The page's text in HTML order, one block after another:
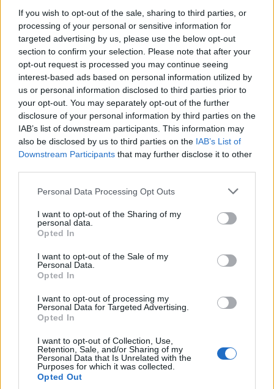
If you wish to opt-out of the sale, sharing to third parties, or
processing of your personal or sensitive information for
targeted advertising by us, please use the below opt-out
section to confirm your selection. Please note that after your
opt-out request is processed you may continue seeing
interest-based ads based on personal information utilized by
us or personal information disclosed to third parties prior to
your opt-out. You may separately opt-out of the further
disclosure of your personal information by third parties on the
IAB’s list of downstream participants. This information may
also be disclosed by us to third parties on the IAB’s List of
Downstream Participants that may further disclose it to other
Personal Data Processing Opt Outs
I want to opt-out of the Sharing of my
personal data.
Opted In
I want to opt-out of the Sale of my
Personal Data.
Opted In
I want to opt-out of processing my
Personal Data for Targeted Advertising.
Opted In
I want to opt-out of Collection, Use,
Retention, Sale, and/or Sharing of my
Personal Data that Is Unrelated with the
Purposes for which it was collected.
Opted Out
TP Greece: Πώς διαμορφώνεται το
μέλλον του Insurance στην εποχή του AI
σου
Advertorial
Περισσότερα από το
Νέα σύνθεση στην Εκτελεστική
Ιωσήφ Κιουρούκογλου
αναλαμβάνει το Wholesale
Banking